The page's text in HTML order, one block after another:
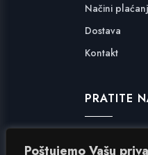
Poštujemo Vašu
Načini
Dostava
Kontakt
PRATITE